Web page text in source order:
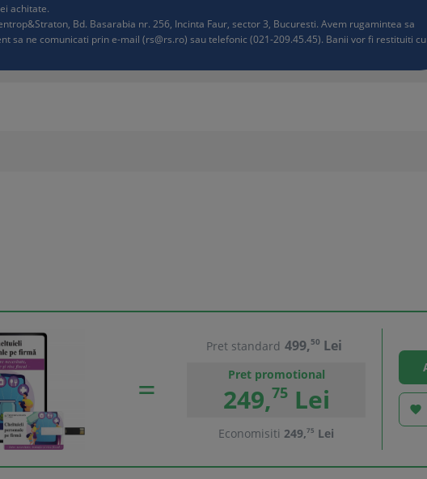
achitate.
Bd. Basarabia nr. 256, Incinta Faur, sector 3, Bucuresti. Avem rugamintea sa
sa ne comunicati prin e-mail (rs@rs.ro) sau telefonic (021-209.45.45). Banii vor fi restituiti cu
Pret standard 499,50 Lei
Pret promotional
249,75Lei
Economisiti 249,75 Lei
